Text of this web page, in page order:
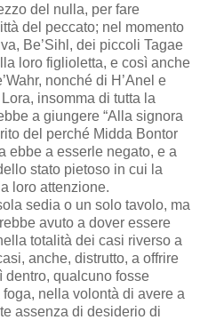
del nulla, per fare
del peccato; nel momento
Be’Sihl, dei piccoli Tagae
loro figlioletta, e così anche
nonché di H’Anel e
insomma di tutta la
a giungere “Alla signora
del perché Midda Bontor
ebbe a esserle negato, e a
stato pietoso in cui la
loro attenzione.
sedia o un solo tavolo, ma
avuto a dover essere
totalità dei casi riverso a
anche, distrutto, a offrire
dentro, qualcuno fosse
nella volontà di avere a
assenza di desiderio di